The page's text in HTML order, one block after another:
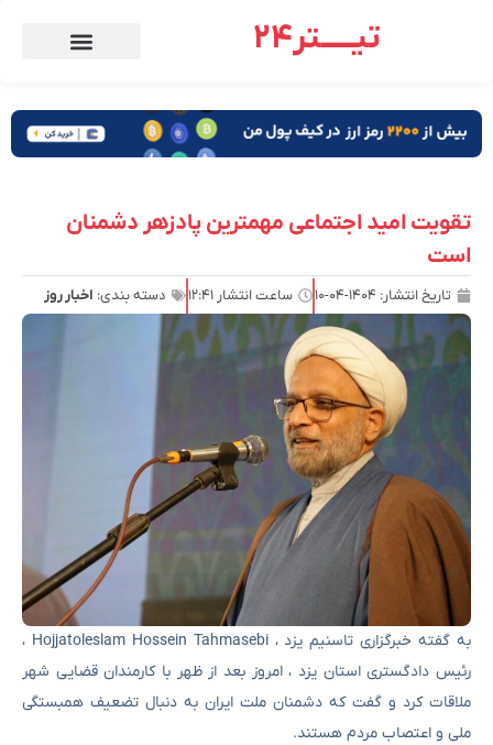
تیـــــتر24
تقویت امید اجتماعی مهمترین پادزهر دشمنان
است
تاریخ انتشار: ۱۴۰۴-۰۴-۱۰ ساعت انتشار ۱۲:۴۱ دسته بندی: اخبار روز
به گفته خبرگزاری تاسنیم یزد ، Hojjatoleslam Hossein Tahmasebi ،
رئیس دادگستری استان یزد ، امروز بعد از ظهر با کارمندان قضایی شهر
ملاقات کرد و گفت که دشمنان ملت ایران به دنبال تضعیف همبستگی
ملی و اعتصاب مردم هستند.